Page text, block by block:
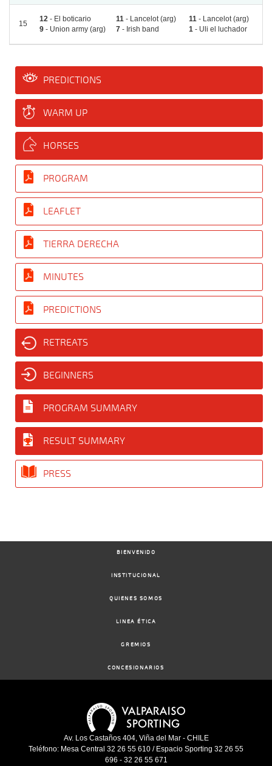
15
12 - El boticario
9 - Union army (arg)
11 - Lancelot (arg)
7 - Irish band
11 - Lancelot (arg)
1 - Uli el luchador
PREDICTIONS
WARM UP
HORSES
PROGRAM
LEAFLET
TIERRA DERECHA
MINUTES
PREDICTIONS
RETREATS
BEGINNERS
PROGRAM SUMMARY
RESULT SUMMARY
PRESS
BIENVENIDO
INSTITUCIONAL
QUIENES SOMOS
LINEA ÉTICA
GREMIOS
CONCESIONARIOS
Av. Los Castaños 404, Viña del Mar - CHILE
Teléfono: Mesa Central 32 26 55 610 / Espacio Sporting 32 26 55
696 - 32 26 55 671